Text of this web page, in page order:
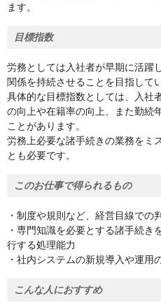
ます。
目標指数
労務としては入社者が早期に活躍
関係を持続させることを目指して
具体的な目標指数としては、入社
の向上や在籍率の向上、また勤続
ことがあります。
労務上必要な諸手続きの業務をミ
とも必要です。
このお仕事で得られるもの
・制度や規則など、経営目線での
・専門知識を必要とする諸手続
行する処理能力
・社内システムの新規導入や運用
こんな人におすすめ